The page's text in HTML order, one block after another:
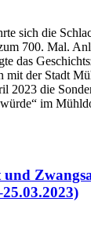
sich die
700. Mal.
das
mit der Stadt
2023 die
im
und